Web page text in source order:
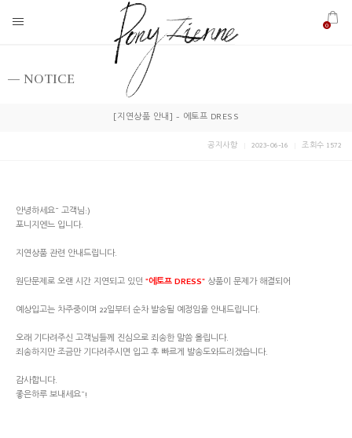
0
NOTICE
[지연상품 안내] - 에토프 DRESS
공지사항 2023-06-16 조회수 1572
안녕하세요~ 고객님:)
포니지엔느 입니다.
지연상품 관련 안내드립니다.
원단문제로 오랜 시간 지연되고 있던 "에토프 DRESS" 상품이 문제가 해결되어
예상입고는 차주중이며 22일부터 순차 발송될 예정임을 안내드립니다.
오래 기다려주신 고객님들께 진심으로 죄송한 말씀 올립니다.
죄송하지만 조금만 기다려주시면 입고 후 빠르게 발송도와드리겠습니다.
감사합니다.
좋은하루 보내세요~!